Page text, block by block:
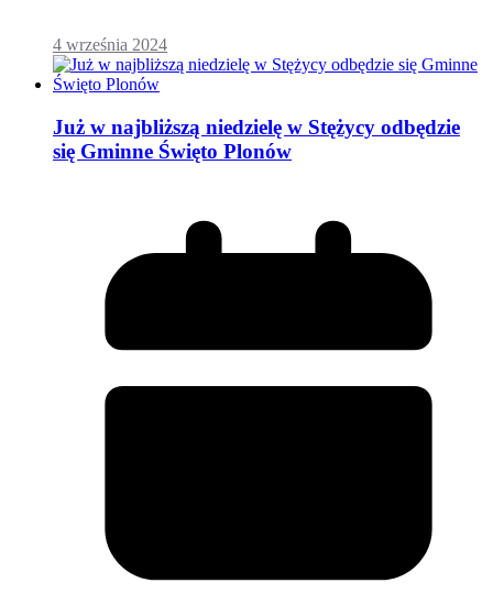
4 września 2024
Już w najbliższą niedzielę w Stężycy odbędzie
się Gminne Święto Plonów